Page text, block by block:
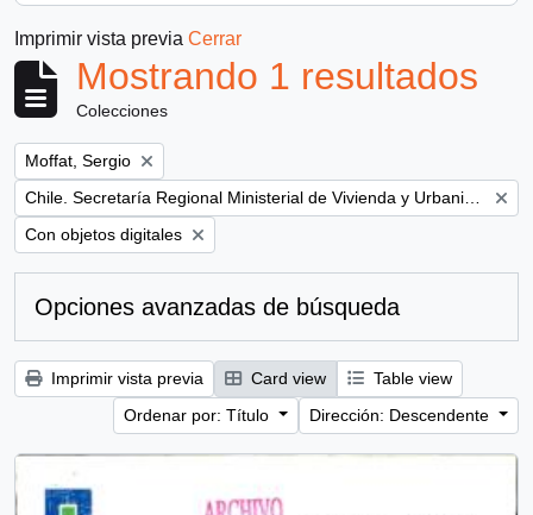
Imprimir vista previa Cerrar
Mostrando 1 resultados
Colecciones
Remove filter:
Moffat, Sergio
Remove filter:
Remove filter:
Con objetos digitales
Opciones avanzadas de búsqueda
Imprimir vista previa Card view
Table view
Ordenar por: Título
Dirección: Descendente